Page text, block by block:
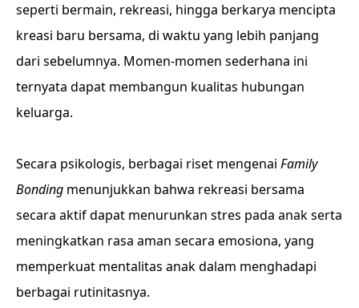
seperti bermain, rekreasi, hingga berkarya mencipta
kreasi baru bersama, di waktu yang lebih panjang
dari sebelumnya. Momen-momen sederhana ini
ternyata dapat membangun kualitas hubungan
keluarga.
Secara psikologis, berbagai riset mengenai Family
Bonding menunjukkan bahwa rekreasi bersama
secara aktif dapat menurunkan stres pada anak serta
meningkatkan rasa aman secara emosiona, yang
memperkuat mentalitas anak dalam menghadapi
berbagai rutinitasnya.